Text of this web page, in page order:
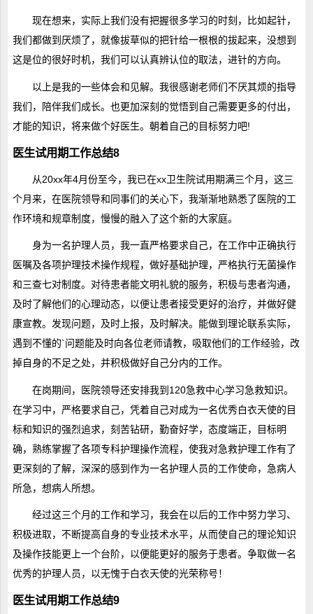
现在想来，实际上我们没有把握很多学习的时刻，比如起针，
我们都做到厌烦了，就像拔草似的把针给一根根的拔起来，没想到
这是位的很好时机，我们可以认真辨认位的取法，进针的方向。
以上是我的一些体会和见解。我很感谢老师们不厌其烦的指导
我们，陪伴我们成长。也更加深刻的觉悟到自己需要更多的付出，
才能的知识，将来做个好医生。朝着自己的目标努力吧!
医生试用期工作总结8
从20xx年4月份至今，我已在xx卫生院试用期满三个月，这三
个月来，在医院领导和同事们的关心下，我渐渐地熟悉了医院的工
作环境和规章制度，慢慢的融入了这个新的大家庭。
身为一名护理人员，我一直严格要求自己，在工作中正确执行
医嘱及各项护理技术操作规程，做好基础护理，严格执行无菌操作
和三查七对制度。对待患者能文明礼貌的服务，积极与患者沟通，
及时了解他们的心理动态，以便让患者接受更好的治疗，并做好健
康宣教。发现问题，及时上报，及时解决。能做到理论联系实际，
遇到不懂的`问题能及时向各位老师请教，吸取他们的工作经验，改
掉自身的不足之处，并积极做好自己分内的工作。
在岗期间，医院领导还安排我到120急救中心学习急救知识。
在学习中，严格要求自己，凭着自己对成为一名优秀白衣天使的目
标和知识的强烈追求，刻苦钻研，勤奋好学，态度端正，目标明
确，熟练掌握了各项专科护理操作流程，使我对急救护理工作有了
更深刻的了解，深深的感到作为一名护理人员的工作使命，急病人
所急，想病人所想。
经过这三个月的工作和学习，我会在以后的工作中努力学习、
积极进取，不断提高自身的专业技术水平，从而使自己的理论知识
及操作技能更上一个台阶，以便能更好的服务于患者。争取做一名
优秀的护理人员，以无愧于白衣天使的光荣称号！
医生试用期工作总结9